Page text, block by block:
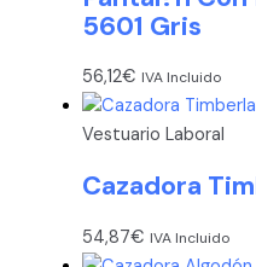
5601 Gris
56,12€ IVA Incluido
Vestuario Laboral
Cazadora
54,87€ IVA Incluido